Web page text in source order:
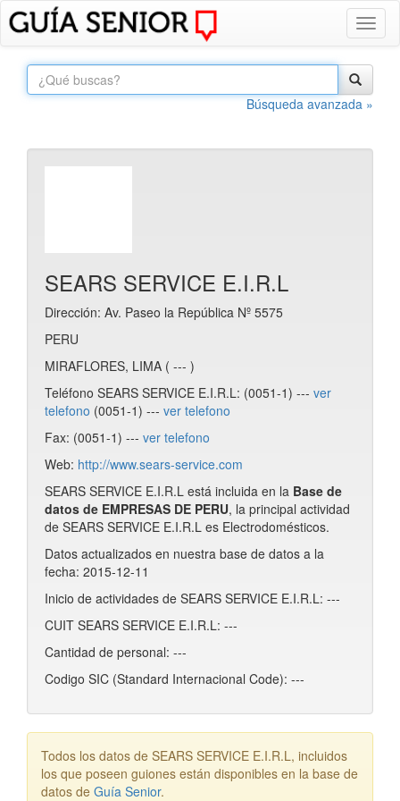
Búsqueda avanzada »
SEARS SERVICE E.I.R.L
Dirección: Av. Paseo la República Nº 5575
PERU
MIRAFLORES, LIMA ( --- )
Teléfono SEARS SERVICE E.I.R.L: (0051-1) --- ver
telefono (0051-1) --- ver telefono
Fax: (0051-1) --- ver telefono
Web: http://www.sears-service.com
SEARS SERVICE E.I.R.L está incluida en la Base de
datos de EMPRESAS DE PERU, la principal actividad
de SEARS SERVICE E.I.R.L es Electrodomésticos.
Datos actualizados en nuestra base de datos a la
fecha: 2015-12-11
Inicio de actividades de SEARS SERVICE E.I.R.L: ---
CUIT SEARS SERVICE E.I.R.L: ---
Cantidad de personal: ---
Codigo SIC (Standard Internacional Code): ---
Todos los datos de SEARS SERVICE E.I.R.L, incluidos
los que poseen guiones están disponibles en la base de
datos de Guía Senior.